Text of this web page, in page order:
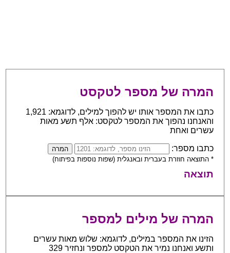
המרה של מספר לטקסט
כתבו את המספר אותו יש להפוך למילים, לדוגמא: 1,921
והאנחנו נהפוך את המספר לטקסט: אלף תשע מאות
עשרים ואחת
כתבו מספר:
* התוצאה חוזרת בעברית ובאנגלית (שפות נוספות בפיתוח)
תוצאה
המרה של מילים למספר
הזינו את המספר במילים, לדוגמא: שלוש מאות עשרים
ותשע ואנחנו נמיר את הטקסט למספר ונחזיר 329